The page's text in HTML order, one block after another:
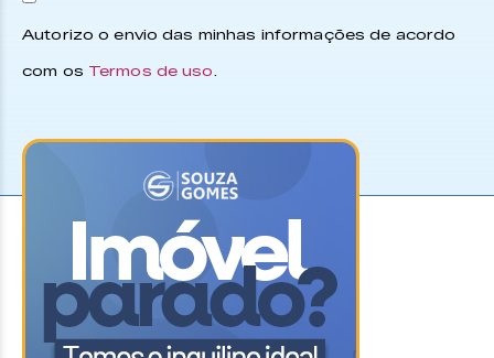
Autorizo o envio das minhas informações de acordo
com os Termos de uso.